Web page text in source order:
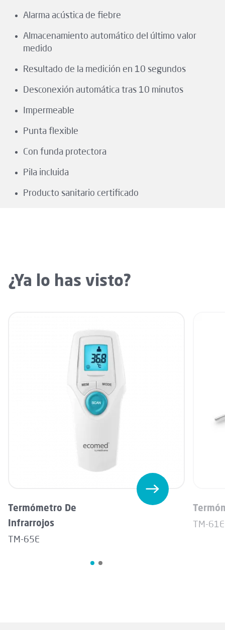
Alarma acústica de fiebre
Almacenamiento automático del último valor
medido
Resultado de la medición en 10 segundos
Desconexión automática tras 10 minutos
Impermeable
Punta flexible
Con funda protectora
Pila incluida
Producto sanitario certificado
¿Ya lo has visto?
Termómetro De
Infrarrojos
TM-65E
TM-61E